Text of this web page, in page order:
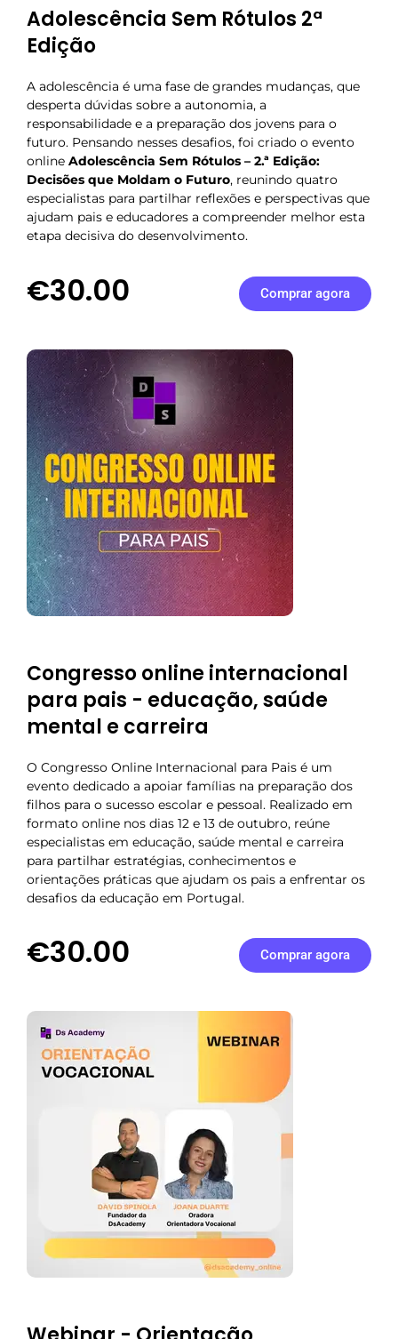
Adolescência Sem Rótulos 2ª
Edição
A adolescência é uma fase de grandes mudanças, que
desperta dúvidas sobre a autonomia, a
responsabilidade e a preparação dos jovens para o
futuro. Pensando nesses desafios, foi criado o evento
online Adolescência Sem Rótulos – 2.ª Edição:
Decisões que Moldam o Futuro, reunindo quatro
especialistas para partilhar reflexões e perspectivas que
ajudam pais e educadores a compreender melhor esta
etapa decisiva do desenvolvimento.
€30.00 Comprar agora
Congresso online internacional
para pais - educação, saúde
mental e carreira
O Congresso Online Internacional para Pais é um
evento dedicado a apoiar famílias na preparação dos
filhos para o sucesso escolar e pessoal. Realizado em
formato online nos dias 12 e 13 de outubro, reúne
especialistas em educação, saúde mental e carreira
para partilhar estratégias, conhecimentos e
orientações práticas que ajudam os pais a enfrentar os
desafios da educação em Portugal.
€30.00 Comprar agora